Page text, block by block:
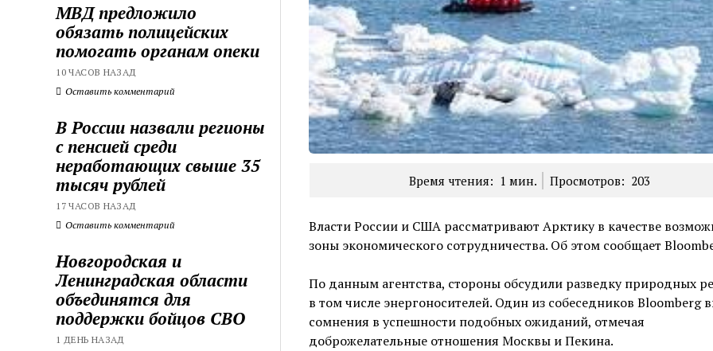
МВД предложило
обязать полицейских
помогать органам опеки
10 ЧАСОВ НАЗАД
Оставить комментарий
В России назвали регионы
с пенсией среди
неработающих свыше 35
тысяч рублей
17 ЧАСОВ НАЗАД
Оставить комментарий
Новгородская и
Ленинградская области
объединятся для
поддержки бойцов СВО
1 ДЕНЬ НАЗАД
Время чтения: 1 мин. Просмотров: 203
Власти России и США рассматривают Арктику в качестве
зоны экономического сотрудничества. Об этом сообщает
По данным агентства, стороны обсудили разведку природных
в том числе энергоносителей. Один из собеседников Bloomberg
сомнения в успешности подобных ожиданий, отмечая
доброжелательные отношения Москвы и Пекина.